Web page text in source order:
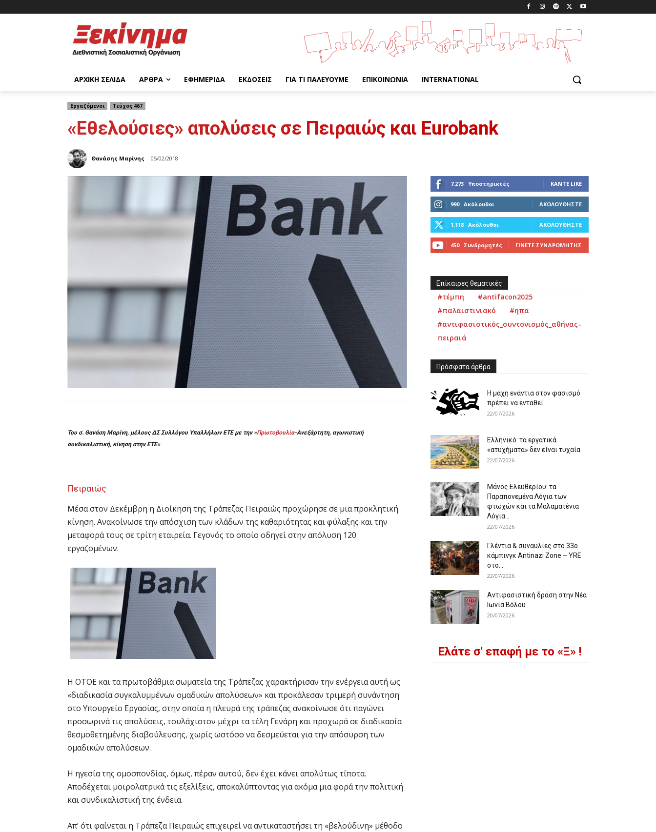
ΑΡΧΙΚΉ ΣΕΛΊΔΑ ΆΡΘΡΑ ΕΦΗΜΕΡΊΔΑ ΕΚΔΌΣΕΙΣ ΓΙΑ ΤΙ ΠΑΛΕΎΟΥΜΕ ΕΠΙΚΟΙΝΩΝΊΑ INTERNATIONAL
Εργαζόμενοι Τεύχος 467
«Εθελούσιες» απολύσεις σε Πειραιώς και Eurobank
Θανάσης Μαρίνης 05/02/2018
Του σ. Θανάση Μαρίνη, μέλους ΔΣ Συλλόγου Υπαλλήλων ΕΤΕ με την «Πρωτοβουλία-Ανεξάρτητη, αγωνιστική
συνδικαλιστική, κίνηση στην ΕΤΕ»
Πειραιώς
Μέσα στον Δεκέμβρη η Διοίκηση της Τράπεζας Πειραιώς προχώρησε σε μια προκλητική
κίνηση. Ανακοίνωσε την απόσχιση των κλάδων της καθαριότητας και φύλαξης και την
μεταφορά τους σε τρίτη εταιρεία. Γεγονός το οποίο οδηγεί στην απόλυση 120
εργαζομένων.
Η ΟΤΟΕ και τα πρωτοβάθμια σωματεία της Τράπεζας χαρακτήρισαν την ενέργεια αυτή ως
«διαδικασία συγκαλυμμένων ομαδικών απολύσεων» και προκάλεσαν τριμερή συνάντηση
στο Υπουργείο Εργασίας, στην οποία η πλευρά της τράπεζας ανακοίνωσε ότι παγώνει
προσωρινά τις απολύσεις, τουλάχιστον μέχρι τα τέλη Γενάρη και προχωρά σε διαδικασία
θεσμοθετημένης διαβούλευσης, χωρίς ωστόσο να δεσμεύεται για την απόσυρση των
ομαδικών απολύσεων.
Η ηγεσία της ομοσπονδίας, όμως, πέραν αυτού, δεν έχει κάνει απολύτως τίποτα.
Αποδέχεται μοιρολατρικά τις εξελίξεις, αποκαλύπτοντας για ακόμα μια φορά την πολιτική
και συνδικαλιστική της ένδεια.
Απ’ ότι φαίνεται η Τράπεζα Πειραιώς επιχειρεί να αντικαταστήσει τη «βελούδινη» μέθοδο
7,273 Υποστηρικτές ΚΆΝΤΕ LIKE
990 Ακόλουθοι ΑΚΟΛΟΥΘΉΣΤΕ
1,118 Ακόλουθοι ΑΚΟΛΟΥΘΉΣΤΕ
450 Συνδρομητές ΓΊΝΕΤΕ ΣΥΝΔΡΟΜΗΤΉΣ
Επίκαιρες θεματικές
#τέμπη
#antifacon2025
#παλαιστινιακό
#ηπα
#αντιφασιστικός_συντονισμός_αθήνας–
πειραιά
Πρόσφατα άρθρα
Η μάχη ενάντια στον φασισμό
πρέπει να ενταθεί
22/07/2026
Ελληνικό: τα εργατικά
«ατυχήματα» δεν είναι τυχαία
22/07/2026
Μάνος Ελευθερίου: τα
Παραπονεμένα Λόγια των
φτωχών και τα Μαλαματένια
Λόγια...
22/07/2026
Γλέντια & συναυλίες στο 33ο
κάμπινγκ Antinazi Zone – YRE
στο...
22/07/2026
Αντιφασιστική δράση στην Νέα
Ιωνία Βόλου
20/07/2026
Ελάτε σ' επαφή με το «Ξ» !